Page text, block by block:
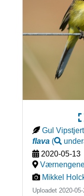
Gul
flava(
2020-05-13
Mikkel
Uploadet 2020-